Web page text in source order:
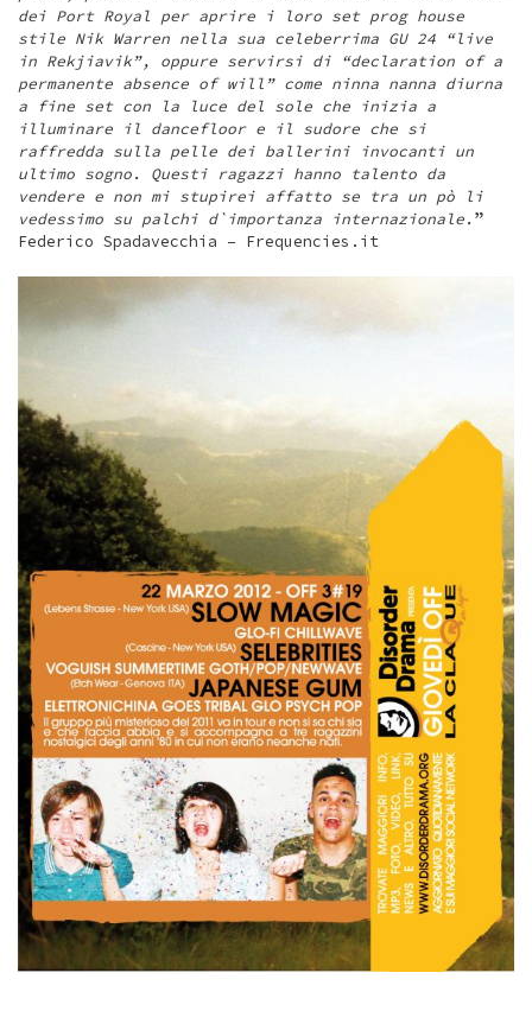
dei Port Royal per aprire i loro set prog house
stile Nik Warren nella sua celeberrima GU 24 “live
in Rekjiavik”, oppure servirsi di “declaration of a
permanente absence of will” come ninna nanna diurna
a fine set con la luce del sole che inizia a
illuminare il dancefloor e il sudore che si
raffredda sulla pelle dei ballerini invocanti un
ultimo sogno. Questi ragazzi hanno talento da
vendere e non mi stupirei affatto se tra un pò li
vedessimo su palchi d`importanza internazionale.”
Federico Spadavecchia – Frequencies.it